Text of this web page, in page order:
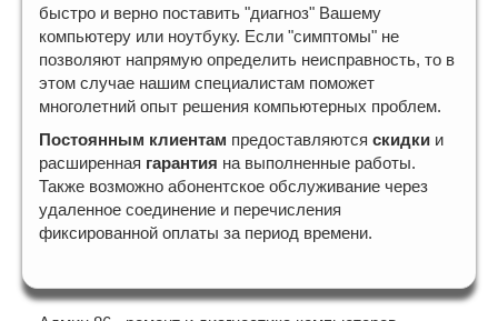
быстро и верно поставить "диагноз" Вашему
компьютеру или ноутбуку. Если "симптомы" не
позволяют напрямую определить неисправность, то в
этом случае нашим специалистам поможет
многолетний опыт решения компьютерных проблем.
Постоянным клиентам предоставляются скидки и
расширенная гарантия на выполненные работы.
Также возможно абонентское обслуживание через
удаленное соединение и перечисления
фиксированной оплаты за период времени.